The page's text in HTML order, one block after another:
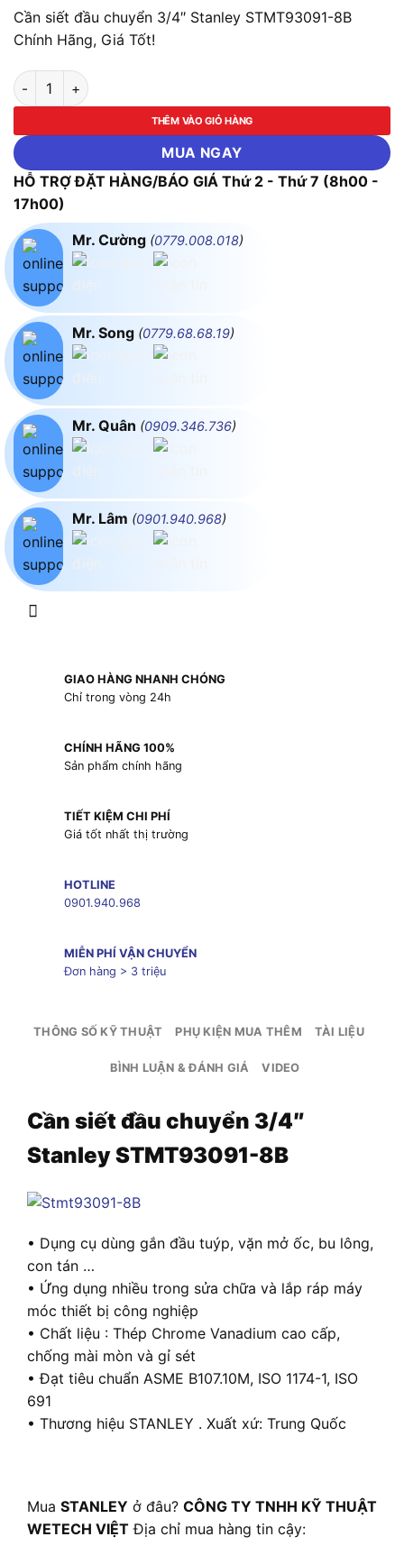
Cần siết đầu chuyển 3/4″ Stanley STMT93091-8B
Chính Hãng, Giá Tốt!
Cần siết đầu chuyển 3/4" Stanley STMT93091-8B số lượng
THÊM VÀO GIỎ HÀNG
MUA NGAY
HỖ TRỢ ĐẶT HÀNG/BÁO GIÁ Thứ 2 - Thứ 7 (8h00 -
17h00)
Mr. Cường (0779.008.018)
Mr. Song (0779.68.68.19)
Mr. Quân (0909.346.736)
Mr. Lâm (0901.940.968)
GIAO HÀNG NHANH CHÓNG
Chỉ trong vòng 24h
CHÍNH HÃNG 100%
Sản phẩm chính hãng
TIẾT KIỆM CHI PHÍ
Giá tốt nhất thị trường
HOTLINE
0901.940.968
MIỄN PHÍ VẬN CHUYỂN
Đơn hàng > 3 triệu
THÔNG SỐ KỸ THUẬT PHỤ KIỆN MUA THÊM TÀI LIỆU
BÌNH LUẬN & ĐÁNH GIÁ VIDEO
Cần siết đầu chuyển 3/4″
Stanley STMT93091-8B
• Dụng cụ dùng gắn đầu tuýp, vặn mở ốc, bu lông,
con tán …
• Ứng dụng nhiều trong sửa chữa và lắp ráp máy
móc thiết bị công nghiệp
• Chất liệu : Thép Chrome Vanadium cao cấp,
chống mài mòn và gỉ sét
• Đạt tiêu chuẩn ASME B107.10M, ISO 1174-1, ISO
691
• Thương hiệu STANLEY . Xuất xứ: Trung Quốc
Mua STANLEY ở đâu? CÔNG TY TNHH KỸ THUẬT
WETECH VIỆT Địa chỉ mua hàng tin cậy: